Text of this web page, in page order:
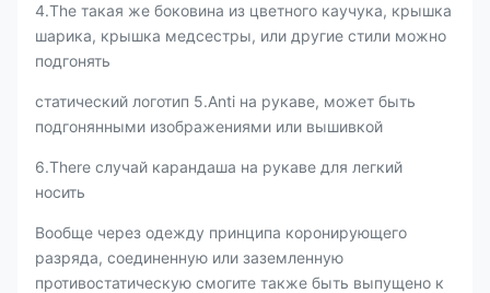
4.The такая же боковина из цветного каучука, крышка
шарика, крышка медсестры, или другие стили можно
подгонять
статический логотип 5.Anti на рукаве, может быть
подгонянными изображениями или вышивкой
6.There случай карандаша на рукаве для легкий
носить
Вообще через одежду принципа коронирующего
разряда, соединенную или заземленную
противостатическую смогите также быть выпущено к